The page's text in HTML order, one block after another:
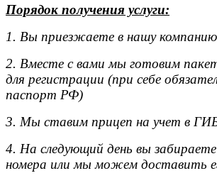
Порядок получения услуги:
1. Вы приезжаете в нашу компанию
2. Вместе с вами мы готовим
для регистрации (при себе
паспорт РФ)
3. Мы ставим прицеп на учет в
4. На следующий день вы
номера или мы можем доставить